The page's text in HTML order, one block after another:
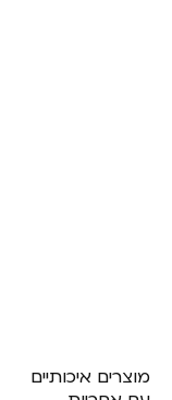
מוצרים איכותיים